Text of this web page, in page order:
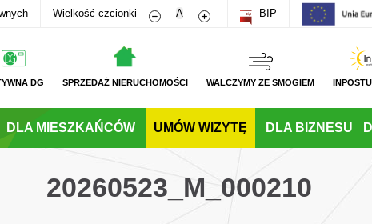
Wielkość czcionki Zmniejsz rozmiar czcionki
A Zwiększ rozmiar czcionki
BIP
DG SPRZEDAŻ NIERUCHOMOŚCI WALCZYMY ZE SMOGIEM
DLA MIESZKAŃCÓW UMÓW WIZYTĘ DLA BIZNESU
20260523_M_000210